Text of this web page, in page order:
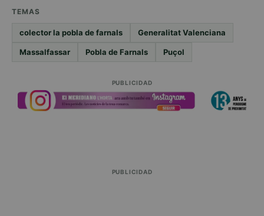
TEMAS
colector la pobla de farnals Generalitat Valenciana
Massalfassar Pobla de Farnals Puçol
PUBLICIDAD
PUBLICIDAD